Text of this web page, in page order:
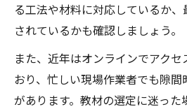
る工法や材料に対応しているか
されているかも確認しましょう。
また、近年はオンラインでアク
おり、忙しい現場作業者でも隙
があります。教材の選定に迷っ